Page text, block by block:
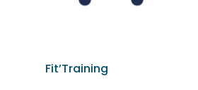
Fit’Training